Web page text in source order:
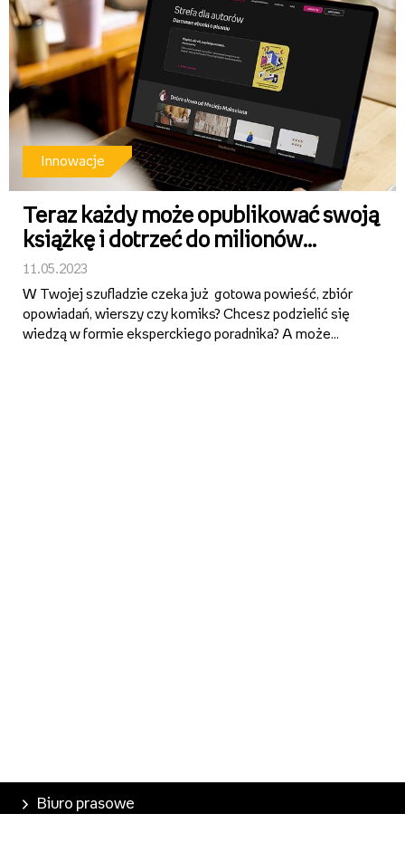
Innowacje
Teraz każdy może opublikować swoją
książkę i dotrzeć do milionów
czytelników. Startuje Empik
Selfpublishing
11.05.2023
W Twojej szufladzie czeka już gotowa powieść, zbiór
opowiadań, wierszy czy komiks? Chcesz podzielić się
wiedzą w formie eksperckiego poradnika? A może
Biuro prasowe